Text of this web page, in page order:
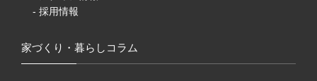
- 採用情報
家づくり・暮らしコラム